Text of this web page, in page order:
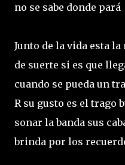
no se sabe donde pará
Junto de la vida esta
de suerte si es que
cuando se pueda un
R su gusto es el trago
sonar la banda sus
brinda por los